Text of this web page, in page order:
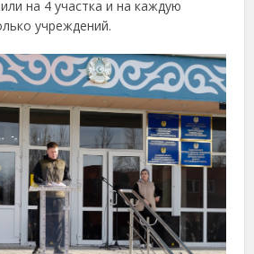
на 4 участка и на каждую
учреждений.